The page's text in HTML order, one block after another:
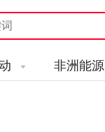
非洲能源